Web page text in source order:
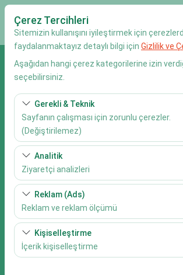
Çerez Tercihleri
Sitemizin kullanışını iyileştirmek için
faydalanmaktayız detaylı bilgi için Gizlilik ve
Aşağıdan hangi çerez kategorilerine izin
seçebilirsiniz.
Gerekli & Teknik
Sayfanın çalışması için zorunlu çerezler.
(Değiştirilemez)
Bu çerezler sitenin doğru şekilde çalışması,
oturum yönetimi ve temel işlevler için
dışı bırakılamaz.
Analitik
Ziyaretçi analizleri
Bu çerezler, sitemizin nasıl kullanıldığını
en çok ziyaret edilen sayfalar, kullanıcı
analiz etmemizi sağlar. Bu veriler, web sitesi
performansını ölçmek ve kullanıcı
iyileştirmek için kullanılır.
Reklam (Ads)
Reklam ve reklam ölçümü
Bu çerezler, size ilgi alanlarınıza uygun
reklamlar göstermemize ve reklam
etkinliğini (gösterim sayısı, tıklama oranı)
Kişiselleştirme
İçerik kişiselleştirme
Alış Lokasyonu
Muğla Dalaman Havalimanı
Aracı farklı bir lokasyona bırakacağım.
Alış Tarih & Saat
Bırakış Tarih & Saat